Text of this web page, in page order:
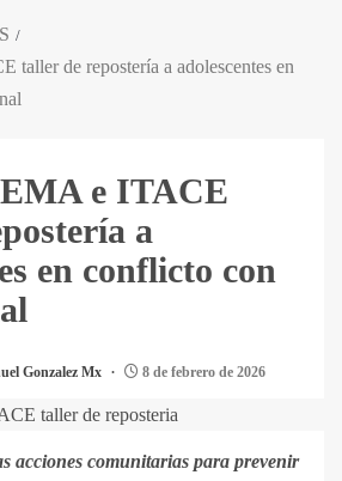
taller de repostería a adolescentes en
e ITACE
a
en conflicto con
Gonzalez Mx 8 de febrero de 2026
acciones comunitarias para prevenir